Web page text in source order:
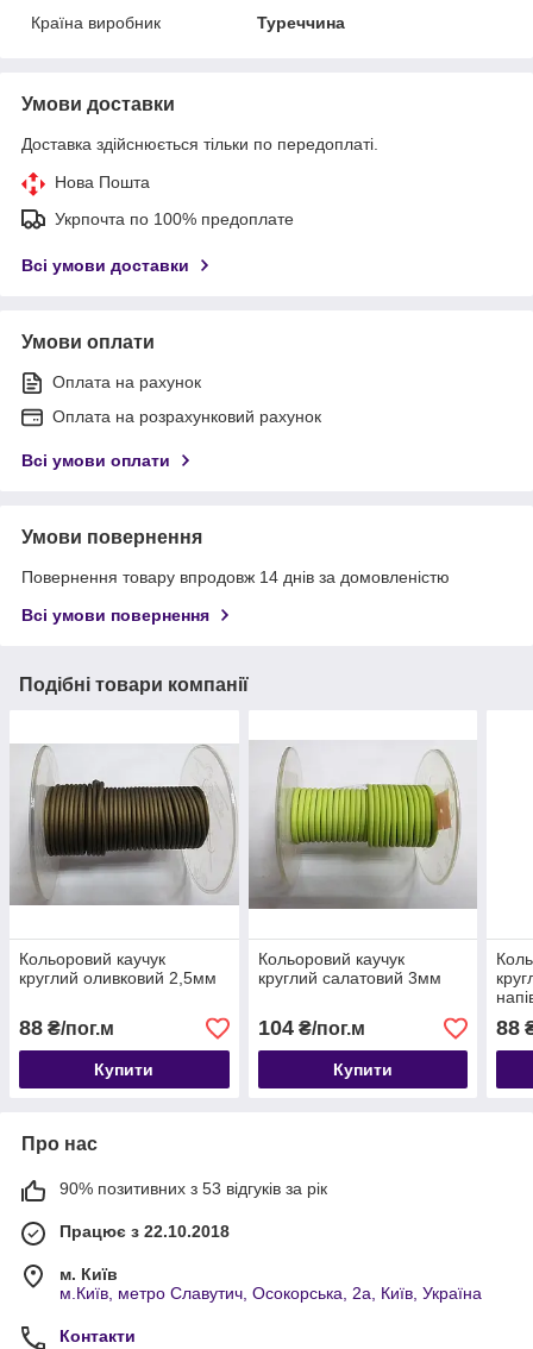
Країна виробник
Туреччина
Умови доставки
Доставка здійснюється тільки по передоплаті.
Нова Пошта
Укрпочта по 100% предоплате
Всі умови доставки
Умови оплати
Оплата на рахунок
Оплата на розрахунковий рахунок
Всі умови оплати
Умови повернення
Повернення товару впродовж 14 днів за домовленістю
Всі умови повернення
Подібні товари компанії
Кольоровий каучук
круглий оливковий 2,5мм
88 ₴/пог.м
Купити
Кольоровий каучук
круглий салатовий 3мм
104₴/пог.м
Купити
88
Про нас
90% позитивних з 53 відгуків за рік
Працює з 22.10.2018
м. Київ
м.Київ, метро Славутич, Осокорська, 2а, Київ, Україна
Контакти